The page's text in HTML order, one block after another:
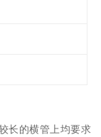
长的横管上均要求